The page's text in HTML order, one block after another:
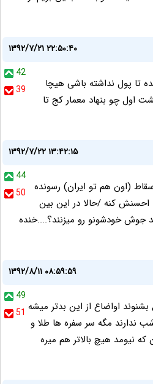
۱۳۹۲/۷/۲۱ ۲۲:۵۰:۴۰
42
39
تا پول نداشته باشی هیچا
اول چو بنهاد معمار کج تا
۱۳۹۲/۷/۲۲ ۱۳:۴۲:۱۵
44
50
(اون هم تو ایران) رسونده
احسنش کنه /حالا در این بین
جوش خودشونو رو میزنند؟....خنده
۱۳۹۲/۸/۱۱ ۰۸:۵۹:۵۹
49
51 اواضاع از اين بدتر ميشه
ندارند مگه سر سفره ها طلا و
كه نيومد هيچ بالاتر هم ميره